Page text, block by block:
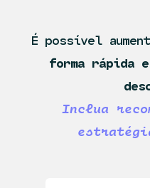
É possível
forma rápida
Inclua